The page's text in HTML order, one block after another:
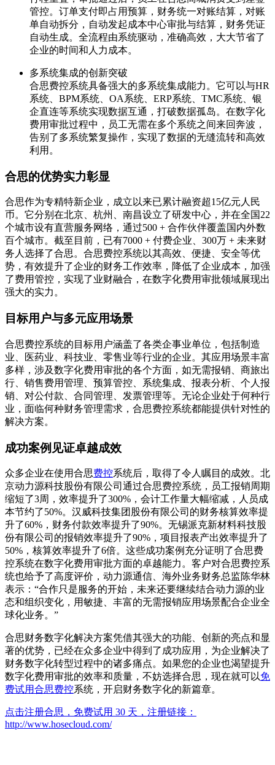
管控。订单支付即占用预算，财务统一对账结算，对账
单自动拆分，自动发起成本中心审批与结算，财务凭证
自动生成。全流程由系统驱动，准确高效，大大节省了
企业的时间和人力成本。
多系统集成的创新突破
合思费控系统具备强大的多系统集成能力。它可以与HR
系统、BPM系统、OA系统、ERP系统、TMC系统、银
企直连等系统实现数据互通，打破数据孤岛。在数字化
费用审批过程中，员工无需在多个系统之间来回奔波，
告别了多系统繁复操作，实现了数据的无缝流转和高效
利用。
合思的优势实力彰显
合思作为专精特新企业，成立以来已累计融资超15亿元人民
币。它分别在北京、杭州、南昌设立了研发中心，并在全国22
个城市设有直营服务网络，通过500 + 合作伙伴覆盖国内外数
百个城市。截至目前，已有7000 + 付费企业、300万 + 未来财
务人选择了合思。合思费控系统以其高效、便捷、安全等优
势，有效提升了企业的财务工作效率，降低了企业成本，加强
了费用管控，实现了业财融合，在数字化费用审批领域展现出
强大的实力。
目标用户与多元应用场景
合思费控系统的目标用户涵盖了各类企事业单位，包括制造
业、医药业、科技业、零售业等行业的企业。其应用场景丰富
多样，涉及数字化费用审批的各个方面，如无需报销、商旅出
行、销售费用管理、预算管控、系统集成、报表分析、个人报
销、对公付款、合同管理、发票管理等。无论企业处于何种行
业，面临何种财务管理需求，合思费控系统都能提供针对性的
解决方案。
成功案例见证卓越成效
众多企业在使用合思费控系统后，取得了令人瞩目的成效。北
京动力源科技股份有限公司通过合思费控系统，员工报销周期
缩短了3周，效率提升了300%，会计工作量大幅缩减，人员成
本节约了50%。汉威科技集团股份有限公司的财务核算效率提
升了60%，财务付款效率提升了90%。无锡派克新材料科技股
份有限公司的报销效率提升了90%，项目报表产出效率提升了
50%，核算效率提升了6倍。这些成功案例充分证明了合思费
控系统在数字化费用审批方面的卓越能力。客户对合思费控系
统也给予了高度评价，动力源通信、海外业务财务总监陈华林
表示：“合作只是服务的开始，未来还要继续结合动力源的业
态和组织变化，用敏捷、丰富的无需报销应用场景配合企业全
球化业务。”
合思财务数字化解决方案凭借其强大的功能、创新的亮点和显
著的优势，已经在众多企业中得到了成功应用，为企业解决了
财务数字化转型过程中的诸多痛点。如果您的企业也渴望提升
数字化费用审批的效率和质量，不妨选择合思，现在就可以免
费试用合思费控系统，开启财务数字化的新篇章。
点击注册合思，免费试用 30 天，注册链接：
http://www.hosecloud.com/